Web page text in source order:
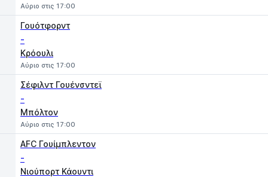
Αύριο στις 17:00
Γουότφορντ
-
Κρόουλι
Αύριο στις 17:00
Σέφιλντ Γουένσντεϊ
-
Μπόλτον
Αύριο στις 17:00
AFC Γουίμπλεντον
-
Νιούπορτ Κάουντι